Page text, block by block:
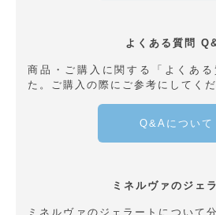
よくある質問
商品・ご購入に関する「よくあ
た。ご購入の際にご参考にしてくだ
Q&Aについて
ミネルヴァのジェ
ミネルヴァのジェラートについて